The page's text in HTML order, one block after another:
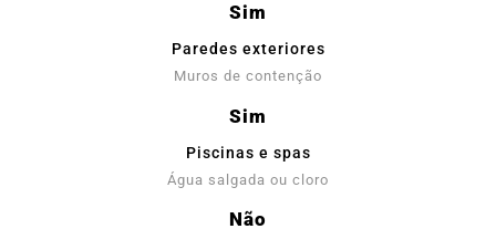
Sim
Paredes exteriores
Muros de contenção
Sim
Piscinas e spas
Água salgada ou cloro
Não